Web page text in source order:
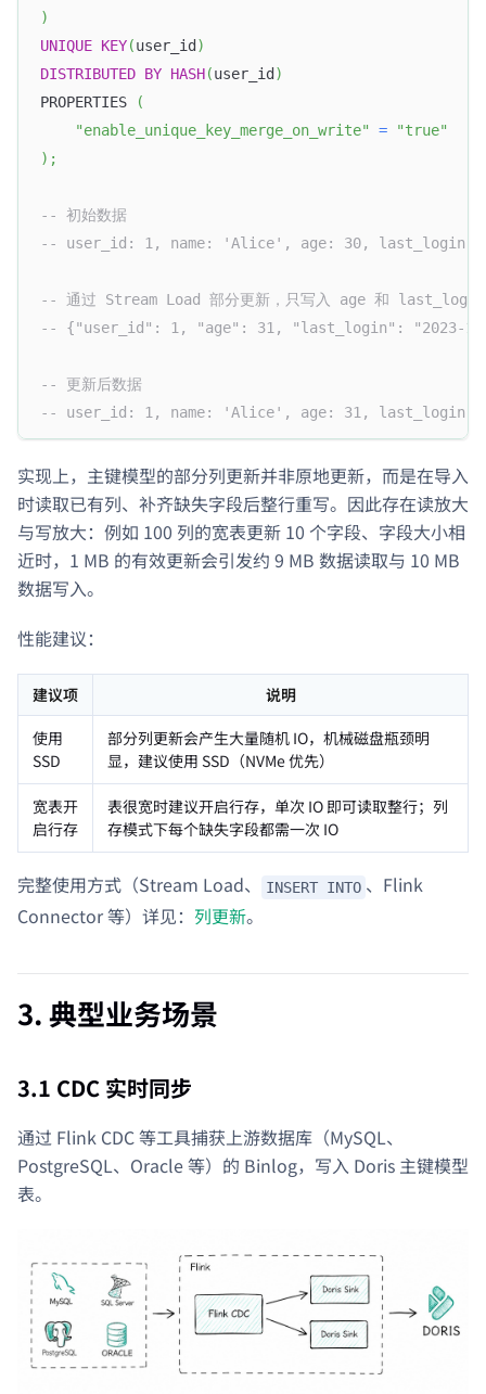
)
UNIQUE KEY(user_id)
DISTRIBUTED BY HASH(user_id)
PROPERTIES
(
"enable_unique_key_merge_on_write"
=
"true"
) ;
-- 初始数据
-- user_id: 1, name: 'Alice', age: 30, last_login:
-- 通过 Stream Load 部分更新，只写入 age 和 last_login
-- {"user_id": 1, "age": 31, "last_login": "2023-
-- 更新后数据
-- user_id: 1, name: 'Alice', age: 31, last_login:
实现上，主键模型的部分列更新并非原地更新，而是在导入
时读取已有列、补齐缺失字段后整行重写。因此存在读放大
与写放大：例如 100 列的宽表更新 10 个字段、字段大小相
近时，1 MB 的有效更新会引发约 9 MB 数据读取与 10 MB
数据写入。
性能建议：
建议项
说明
使用
SSD
部分列更新会产生大量随机 IO，机械磁盘瓶颈明
显，建议使用 SSD（NVMe 优先）
宽表开
启行存
表很宽时建议开启行存，单次 IO 即可读取整行；列
存模式下每个缺失字段都需一次 IO
完整使用方式（Stream Load、 INSERT INTO 、Flink
Connector 等）详见： 列更新。
3. 典型业务场景
3.1 CDC 实时同步
通过 Flink CDC 等工具捕获上游数据库（MySQL、
PostgreSQL、Oracle 等）的 Binlog，写入 Doris 主键模型
表。